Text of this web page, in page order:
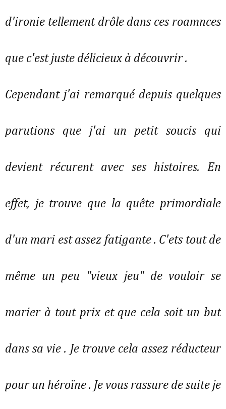
d'ironie tellement drôle dans ces roamnces
que c'est juste délicieux à découvrir .
Cependant j'ai remarqué depuis quelques
parutions que j'ai un petit soucis qui
devient récurent avec ses histoires. En
effet, je trouve que la quête primordiale
d'un mari est assez fatigante . C'ets tout de
même un peu "vieux jeu" de vouloir se
marier à tout prix et que cela soit un but
dans sa vie . Je trouve cela assez réducteur
pour un héroïne . Je vous rassure de suite je